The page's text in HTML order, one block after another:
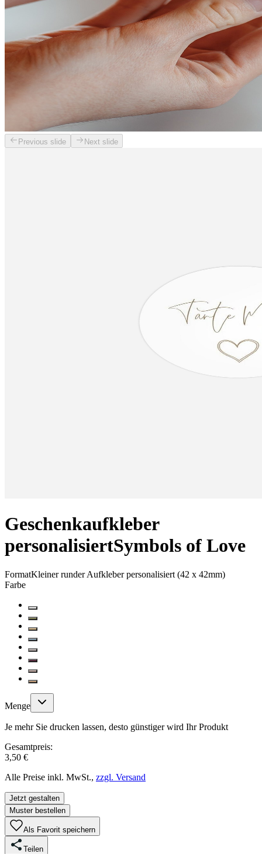
Previous slide Next slide
Geschenkaufkleber
personalisiertSymbols of Love
FormatKleiner runder Aufkleber personalisiert (42 x 42mm)
Farbe
Menge
Je mehr Sie drucken lassen, desto günstiger wird Ihr Produkt
Gesamtpreis:
3,50 €
Alle Preise inkl. MwSt., zzgl. Versand
Jetzt gestalten
Muster bestellen
Als Favorit speichern
Teilen